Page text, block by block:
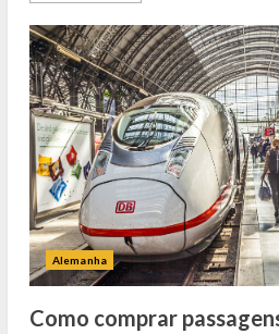
Alemanha
Como comprar